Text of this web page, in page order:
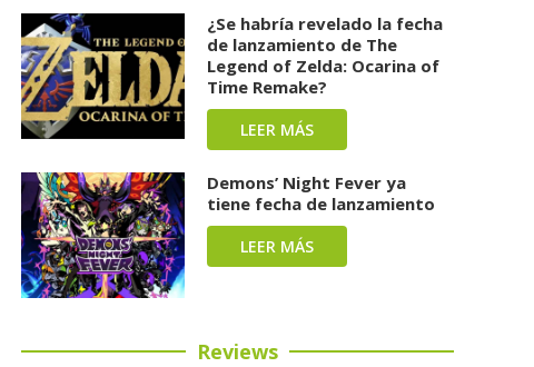
¿Se habría revelado la fecha
de lanzamiento de The
Legend of Zelda: Ocarina of
Time Remake?
LEER MÁS
Demons’ Night Fever ya
tiene fecha de lanzamiento
LEER MÁS
Reviews